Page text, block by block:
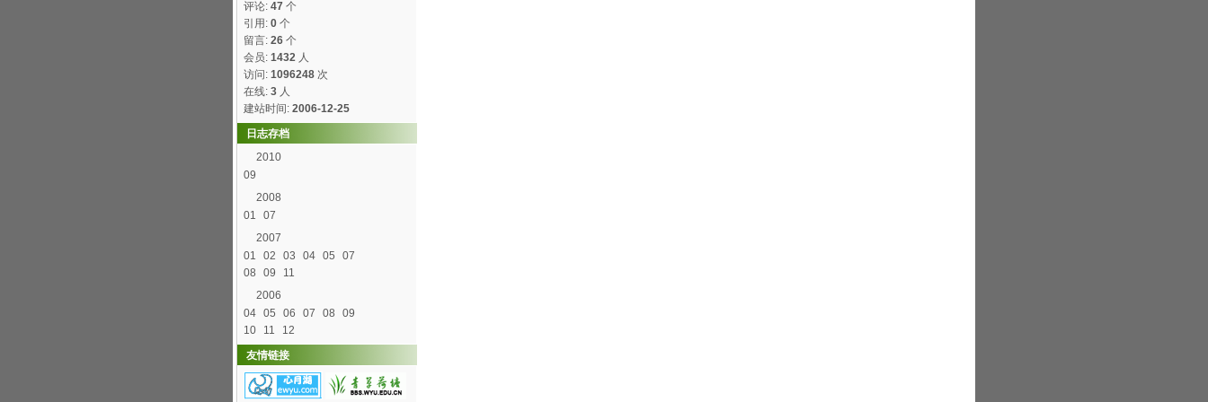
评论: 47 个
引用: 0 个
留言: 26 个
会员: 1432 人
访问: 1096248 次
在线: 3 人
建站时间: 2006-12-25
日志存档
2010
09
2008
01
07
2007
01
02 03 04 05
07
08
09
11
2006
04 05 06 07 08
09
10
11
12
友情链接